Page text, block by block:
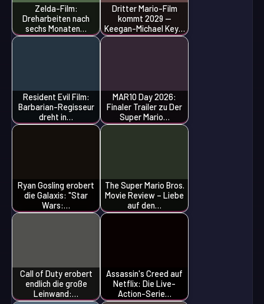
Zelda-Film:
Dreharbeiten nach
sechs Monaten…
Dritter Mario-Film
kommt 2029 —
Keegan-Michael Key…
Resident Evil Film:
Barbarian-Regisseur
dreht in…
MAR10 Day 2026:
Finaler Trailer zu Der
Super Mario…
Ryan Gosling erobert
die Galaxis: "Star
Wars:…
The Super Mario Bros.
Movie Review – Liebe
auf den…
Call of Duty erobert
endlich die große
Leinwand:…
Assassin's Creed auf
Netflix: Die Live-
Action-Serie…